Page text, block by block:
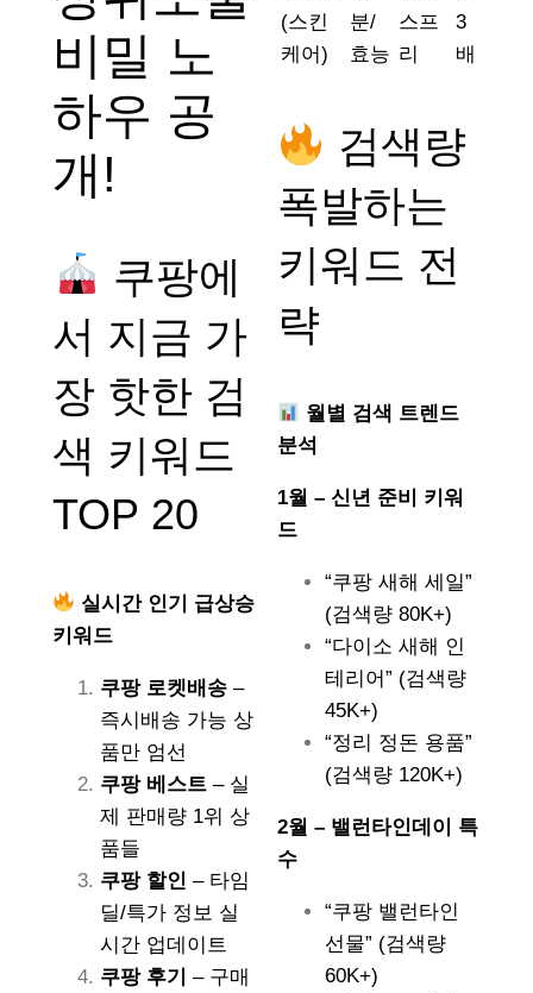
비밀 노
하우 공
개!
쿠팡에
서 지금 가
장 핫한 검
색 키워드
TOP 20
실시간 인기 급상승
키워드
쿠팡 로켓배송 –
즉시배송 가능 상
품만 엄선
쿠팡 베스트 – 실
제 판매량 1위 상
품들
쿠팡 할인 – 타임
딜/특가 정보 실
시간 업데이트
쿠팡 후기
– 구매
(스킨
케어)
분/
효능
스프
리
3
배
검색량
폭발하는
키워드 전
략
월별 검색 트렌드
분석
1월 – 신년 준비 키워
드
“쿠팡 새해 세일”
(검색량 80K+)
“다이소 새해 인
테리어” (검색량
45K+)
“정리 정돈 용품”
(검색량 120K+)
2월 – 밸런타인데이 특
수
“쿠팡 밸런타인
선물” (검색량
60K+)